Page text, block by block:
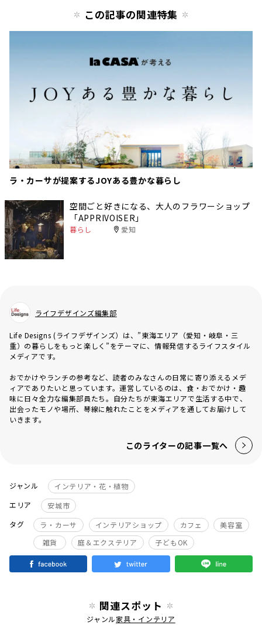
この記事の関連特集
ラ・カーサが提案するJOYある豊かな暮らし
空間ごと好きになる、大人のフラワーショップ
「APPRIVOISER」
暮らし 愛知
ライフデザインズ編集部
Life Designs (ライフデザインズ）は、”東海エリア（愛知・岐阜・三
重）の暮らしをもっと楽しく”をテーマに、情報発信するライフスタイル
メディアです。
おでかけやランチの参考など、読者のみなさんの日常に寄り添えるメデ
ィアでありたいと思っています。運営しているのは、食・おでかけ・趣
味に日々全力な編集部員たち。自分たちが東海エリアで生活する中で、
出会ったモノや場所、琴線に触れたことをメディアを通してお届けして
いきます。
このライターの記事一覧へ
ジャンル
インテリア・花・植物
エリア
安城市
タグ
ラ・カーサ インテリアショップ カフェ
美容室
雑貨
庭＆エクステリア 子どもOK
関連スポット
ジャンル家具・インテリア